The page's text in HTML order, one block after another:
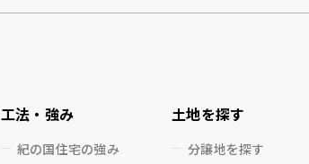
工法・強み
紀の国住宅の強み
土地を探す
分譲地を探す